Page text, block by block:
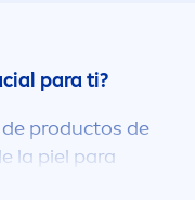
para ti?
productos de
la piel para